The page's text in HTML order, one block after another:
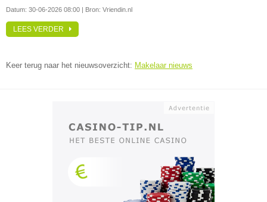
Datum: 30-06-2026 08:00 | Bron: Vriendin.nl
LEES VERDER
Keer terug naar het nieuwsoverzicht: Makelaar nieuws